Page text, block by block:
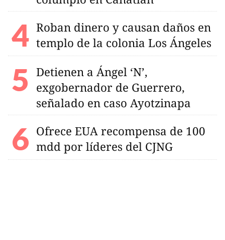
Roban dinero y causan daños en
templo de la colonia Los Ángeles
Detienen a Ángel ‘N’,
exgobernador de Guerrero,
señalado en caso Ayotzinapa
Ofrece EUA recompensa de 100
mdd por líderes del CJNG